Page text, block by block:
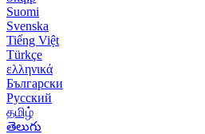
Suomi
Svenska
Tiếng Việt
Türkçe
ελληνικά
Български
Русский
தமிழ்
తెలుగు